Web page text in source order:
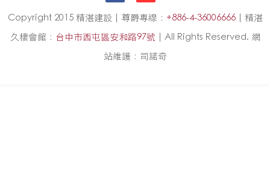
Copyright 2015 精湛建設 | 尊爵專線： +886-4-36006666| 精湛
久棲會館： 台中市西屯區安和路97號 | All Rights Reserved. 網
站維護：司諾奇